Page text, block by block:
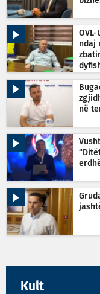
ndaj
në
Kult